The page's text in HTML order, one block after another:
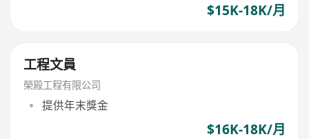
$15K-18K/月
工程文員
榮殿工程有限公司
提供年末獎金
$16K-18K/月